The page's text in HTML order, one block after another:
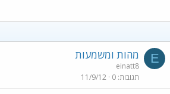
E מהות ומשמעות
einatt8
תגובות 0
11/9/12